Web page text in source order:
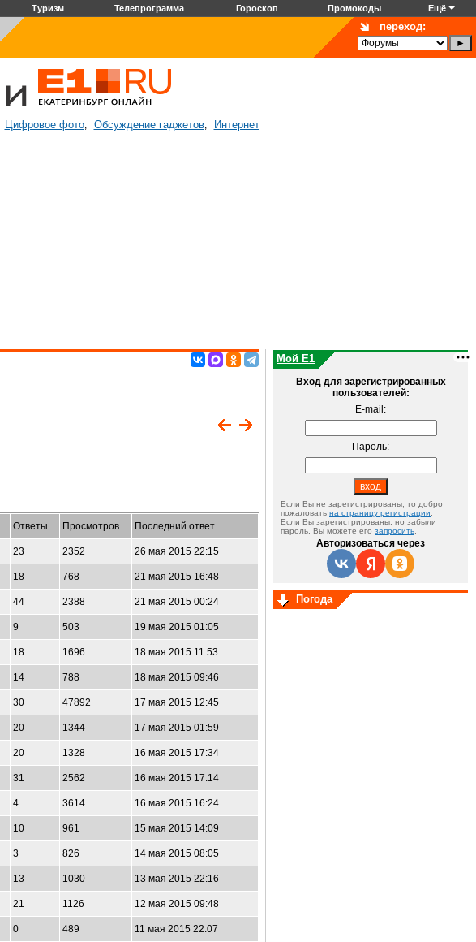
Туризм Телепрограмма Гороскоп Промокоды Ещё
переход:
Цифровое фото, Обсуждение гаджетов, Интернет
Ответы Просмотров Последний ответ
23 2352 26 мая 2015 22:15
18 768 21 мая 2015 16:48
44 2388 21 мая 2015 00:24
9 503 19 мая 2015 01:05
18 1696 18 мая 2015 11:53
14 788 18 мая 2015 09:46
30 47892 17 мая 2015 12:45
20 1344 17 мая 2015 01:59
20 1328 16 мая 2015 17:34
31 2562 16 мая 2015 17:14
4 3614 16 мая 2015 16:24
10 961 15 мая 2015 14:09
3 826 14 мая 2015 08:05
13 1030 13 мая 2015 22:16
21 1126 12 мая 2015 09:48
0 489 11 мая 2015 22:07
Мой E1
Вход для зарегистрированных
пользователей:
E-mail:
Пароль:
Если Вы не зарегистрированы, то добро
пожаловать на страницу регистрации
Если Вы зарегистрированы, но забыли
пароль, Вы можете его запросить
Авторизоваться через
Погода